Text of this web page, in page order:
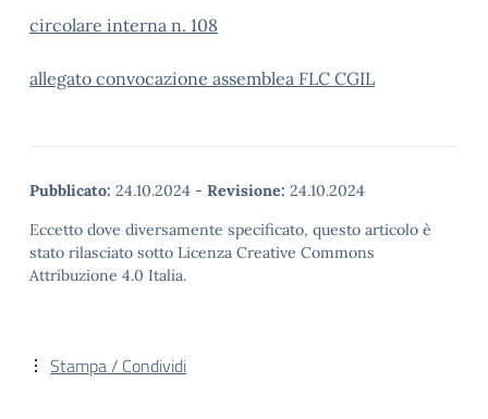
circolare interna n. 108
allegato convocazione assemblea FLC CGIL
Pubblicato: 24.10.2024 - Revisione: 24.10.2024
Eccetto dove diversamente specificato, questo articolo è
stato rilasciato sotto Licenza Creative Commons
Attribuzione 4.0 Italia.
Stampa / Condividi